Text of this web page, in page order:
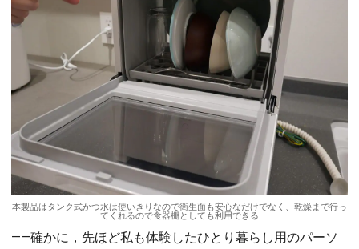
本製品はタンク式かつ水は使いきりなので衛生面も安心なだけでなく、乾燥まで行っ
てくれるので食器棚としても利用できる
――確かに，先ほど私も体験したひとり暮らし用のパーソ